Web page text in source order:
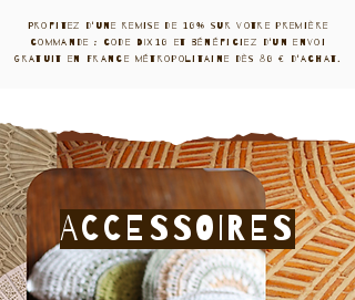
Profitez d'une remise de 10% sur votre première
commande : code DIX10 et bénéficiez d'un envoi
gratuit en France métropolitaine dès 80 € d'achat.
ACCESSOIRES